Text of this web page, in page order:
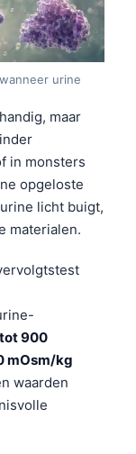
urine
maar
in monsters
opgeloste
licht buigt,
materialen.
900
mOsm/kg
waarden